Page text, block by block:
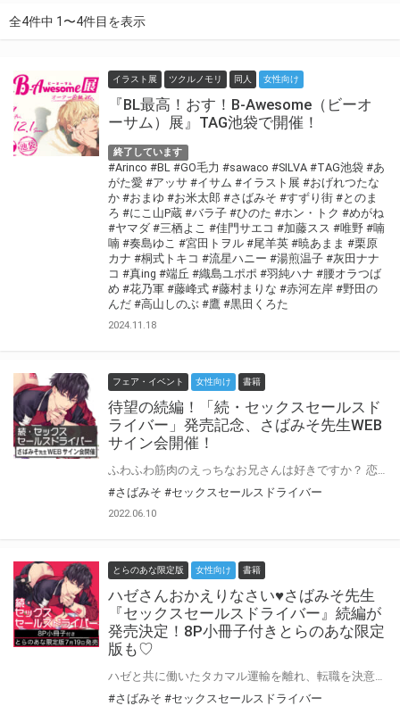
全4件中 1〜4件目を表示
イラスト展 ツクルノモリ 同人 女性向け
『BL最高！おす！B-Awesome（ビーオ
ーサム）展』TAG池袋で開催！
終了しています
#Arinco #BL #GO毛力 #sawaco #SILVA #TAG池袋 #あ
がた愛 #アッサ #イサム #イラスト展 #おげれつたな
か #おまゆ #お米太郎 #さばみそ #すずり街 #とのま
ろ #にこ山P蔵 #バラ子 #ひのた #ホン・トク #めがね
#ヤマダ #三栖よこ #佳門サエコ #加藤スス #唯野 #喃
喃 #奏島ゆこ #宮田トヲル #尾羊英 #暁あまま #栗原
カナ #桐式トキコ #流星ハニー #湯煎温子 #灰田ナナ
コ #真ing #端丘 #織島ユポポ #羽純ハナ #腰オラつば
め #花乃軍 #藤峰式 #藤村まりな #赤河左岸 #野田の
んだ #高山しのぶ #鷹 #黒田くろた
2024.11.18
フェア・イベント 女性向け 書籍
待望の続編！「続・セックスセールスド
ライバー」発売記念、さばみそ先生WEB
サイン会開催！
#さばみそ #セックスセールスドライバー
2022.06.10
とらのあな限定版 女性向け 書籍
ハゼさんおかえりなさい♥さばみそ先生
『セックスセールスドライバー』続編が
発売決定！8P小冊子付きとらのあな限定
版も♡
#さばみそ #セックスセールスドライバー